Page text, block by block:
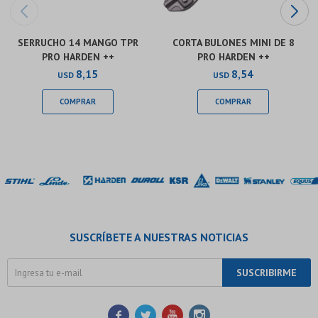
SERRUCHO 14 MANGO TPR
PRO HARDEN ++
USD 8,15
CORTA BULONES MINI DE 8
PRO HARDEN ++
USD 8,54
SUSCRÍBETE A NUESTRAS NOTICIAS
SUSCRIBIRME
   